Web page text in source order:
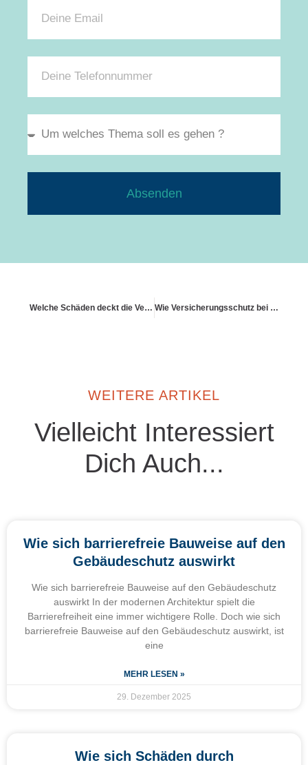
Absenden
Welche Schäden deckt die Versicherung bei Mietnomaden? Wie Versicherungsschutz bei elektrischen Defekten aussieht
WEITERE ARTIKEL
Vielleicht Interessiert
Dich Auch...
Wie sich barrierefreie Bauweise auf den
Gebäudeschutz auswirkt
Wie sich barrierefreie Bauweise auf den Gebäudeschutz
auswirkt In der modernen Architektur spielt die
Barrierefreiheit eine immer wichtigere Rolle. Doch wie sich
barrierefreie Bauweise auf den Gebäudeschutz auswirkt, ist
eine
MEHR LESEN »
29. Dezember 2025
Wie sich Schäden durch